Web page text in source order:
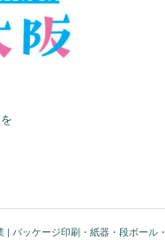
| パッケージ印刷・紙器・段ボール